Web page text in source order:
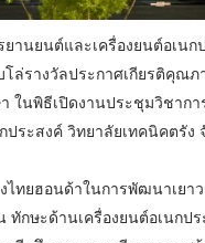
านยนต์และเครื่องยนต์อเน
ล่รางวัลประกาศเกียรติคุณภ
ในพิธีเปิดงานประชุมวิชาก
ระสงค์ วิทยาลัยเทคนิคตรัง
ไทยฮอนด้าในการพัฒนาเย
ทักษะด้านเครื่องยนต์อเนก